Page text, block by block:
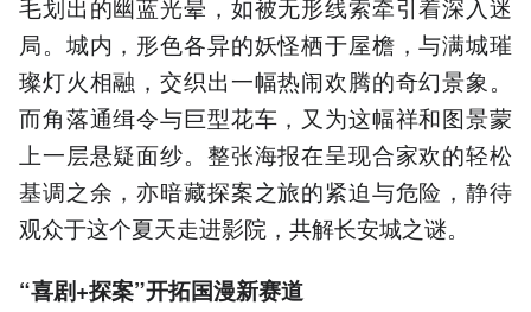
局。城内，形色各异的妖怪栖于屋檐，与满城璀
璨灯火相融，交织出一幅热闹欢腾的奇幻景象。
而角落通缉令与巨型花车，又为这幅祥和图景蒙
上一层悬疑面纱。整张海报在呈现合家欢的轻松
基调之余，亦暗藏探案之旅的紧迫与危险，静待
观众于这个夏天走进影院，共解长安城之谜。
“喜剧+探案”开拓国漫新赛道